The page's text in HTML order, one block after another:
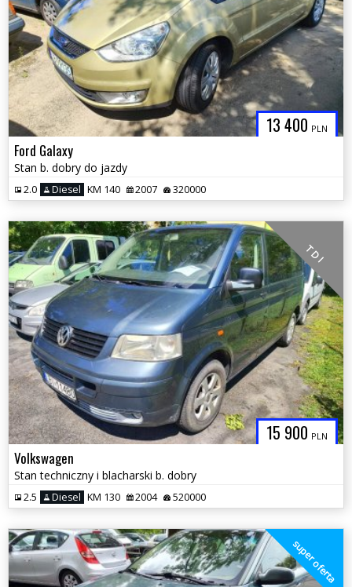
13 400 PLN
Ford Galaxy
Stan b. dobry do jazdy
2.0 Diesel KM 140 2007 320000
15 900 PLN
T D I
Volkswagen
Stan techniczny i blacharski b. dobry
2.5 Diesel KM 130 2004 520000
super oferta